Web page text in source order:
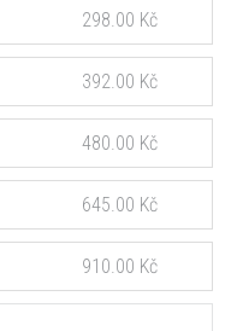
298.00 Kč
392.00 Kč
480.00 Kč
645.00 Kč
910.00 Kč